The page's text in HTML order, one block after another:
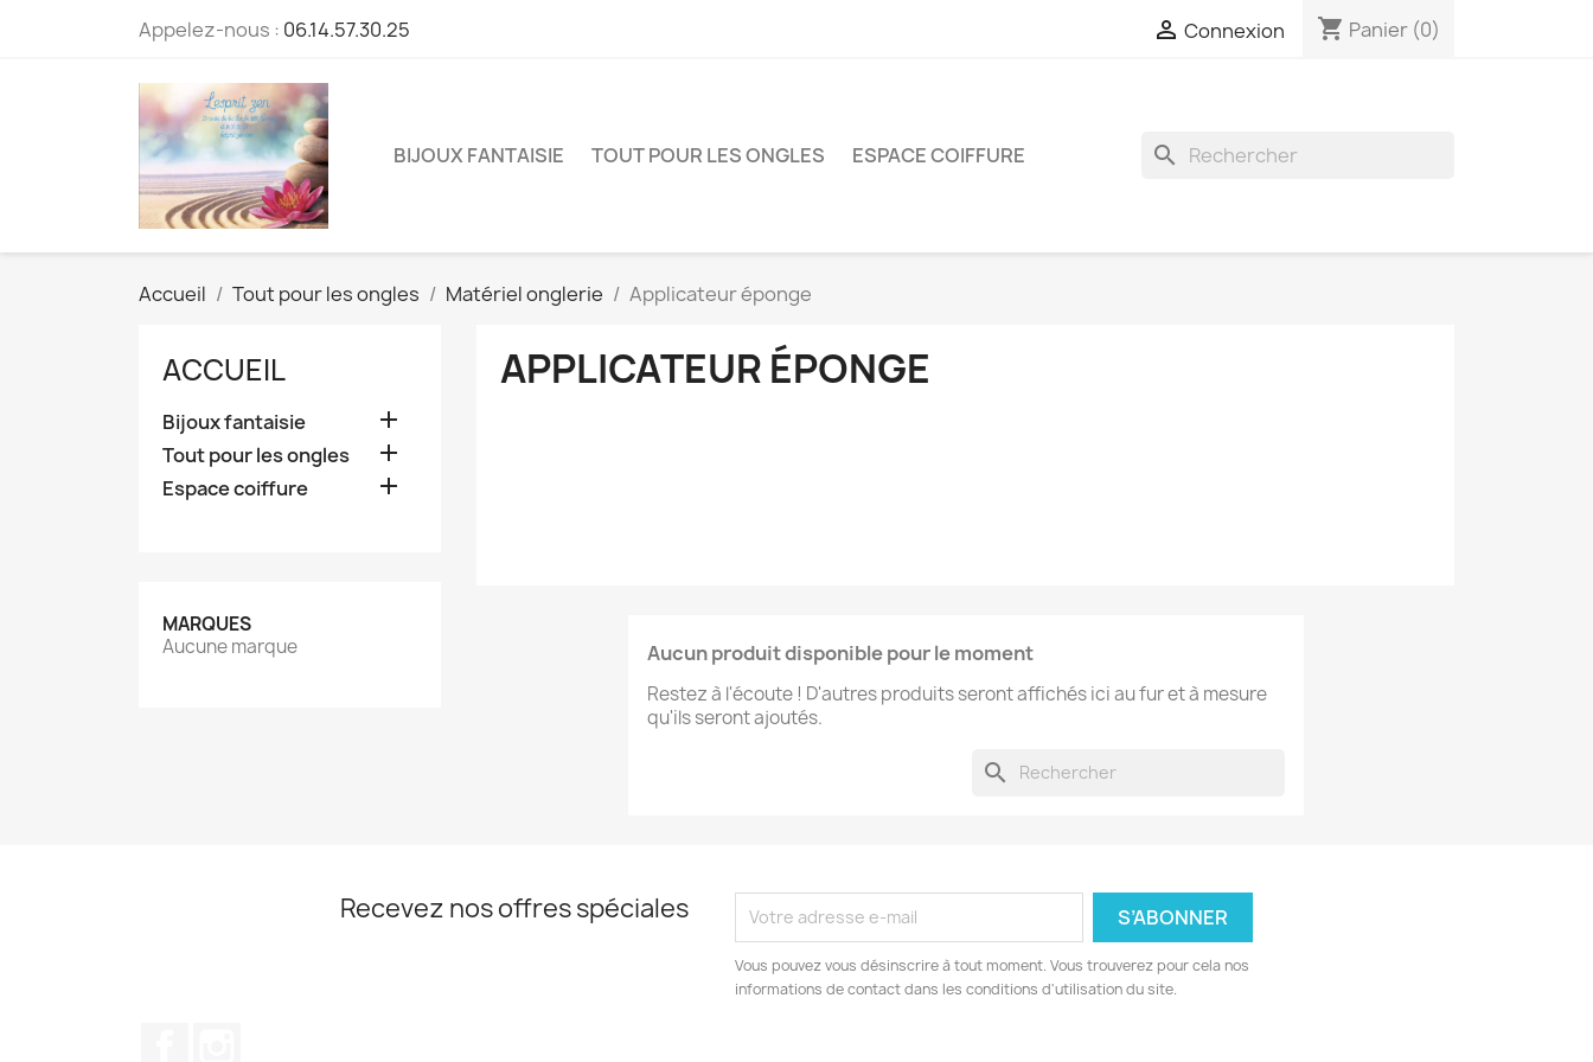
Appelez-nous : 06.14.57.30.25  Connexion shopping_cart Panier (0)
BIJOUX FANTAISIE TOUT POUR LES ONGLES ESPACE COIFFURE search
Accueil Tout pour les ongles Matériel onglerie Applicateur éponge
ACCUEIL
Bijoux fantaisie 
Tout pour les ongles 
Espace coiffure 
MARQUES
Aucune marque
APPLICATEUR ÉPONGE
Aucun produit disponible pour le moment
Restez à l'écoute ! D'autres produits seront affichés ici au fur et à mesure
qu'ils seront ajoutés.
search
Recevez nos offres spéciales
Vous pouvez vous désinscrire à tout moment. Vous trouverez pour cela nos
informations de contact dans les conditions d'utilisation du site.